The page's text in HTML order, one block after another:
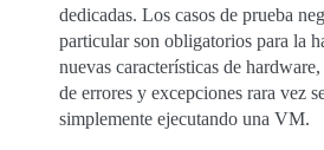
dedicadas. Los casos de prueba
particular son obligatorios para la
nuevas características de
de errores y excepciones rara vez
simplemente ejecutando una VM.